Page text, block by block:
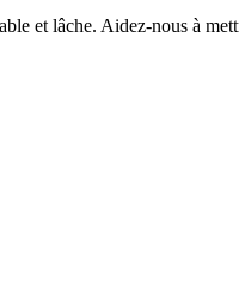
et lâche. Aidez-nous à